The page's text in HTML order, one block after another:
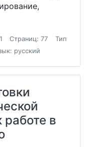
Страниц: 77
Тип
русский
работе в